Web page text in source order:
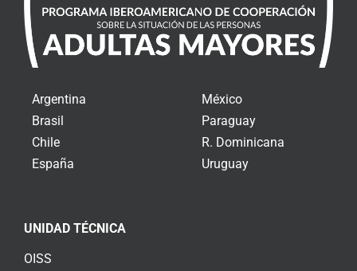
Argentina
Brasil
Chile
España
México
Paraguay
R. Dominicana
Uruguay
UNIDAD TÉCNICA
OISS